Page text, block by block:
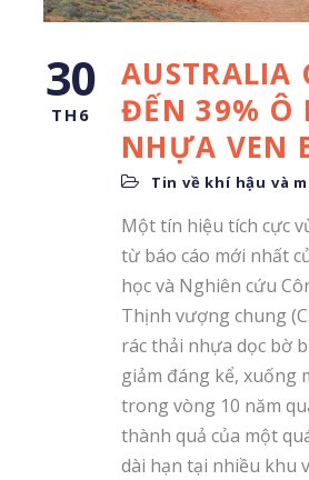
30
TH6
AUSTRALIA
ĐẾN 39% Ô
NHỰA VEN
Tin về khí hậu và
Một tín hiệu tích cực
từ báo cáo mới nhất
học và Nghiên cứu
Thịnh vượng chung
rác thải nhựa dọc bờ
giảm đáng kể, xuống
trong vòng 10 năm
thành quả của một
dài hạn tại nhiều khu